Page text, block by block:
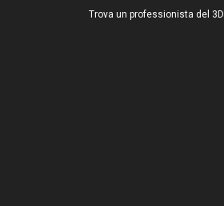
Trova un professionista del 3D